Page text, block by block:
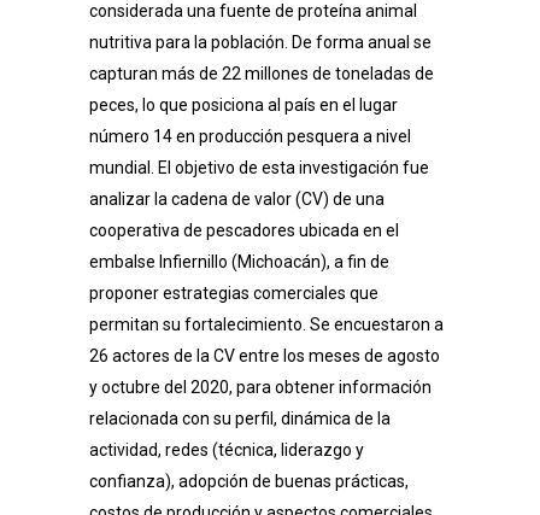
considerada una fuente de proteína animal
nutritiva para la población. De forma anual se
capturan más de 22 millones de toneladas de
peces, lo que posiciona al país en el lugar
número 14 en producción pesquera a nivel
mundial. El objetivo de esta investigación fue
analizar la cadena de valor (CV) de una
cooperativa de pescadores ubicada en el
embalse Infiernillo (Michoacán), a fin de
proponer estrategias comerciales que
permitan su fortalecimiento. Se encuestaron a
26 actores de la CV entre los meses de agosto
y octubre del 2020, para obtener información
relacionada con su perfil, dinámica de la
actividad, redes (técnica, liderazgo y
confianza), adopción de buenas prácticas,